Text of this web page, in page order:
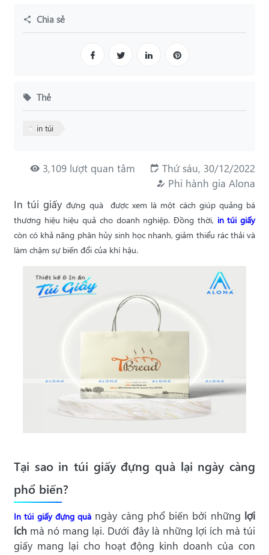
3,109 lượt quan tâm
Thứ sáu, 30/12/2022
Phi hành gia Alona
In túi giấyđựng quà
được xem là một cách giúp quảng bá
thương hiệu hiệu quả cho doanh nghiệp. Đồng thời, in túi giấy
còn có khả năng phân hủy sinh học nhanh, giảm thiểu rác thải và
làm chậm sự biến đổi của khí hậu.
Tại sao in túi giấy đựng quà lại ngày càng
phổ biến?
In túi giấy đựng quà ngày càng phổ biến bởi những lợi
ích mà nó mang lại. Dưới đây là những lợi ích mà túi
giấy mang lại cho hoạt động kinh doanh của con
Chia sẻ
Thẻ
in túi